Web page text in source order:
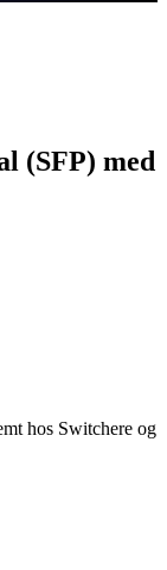
(SFP) med
hos Switchere og